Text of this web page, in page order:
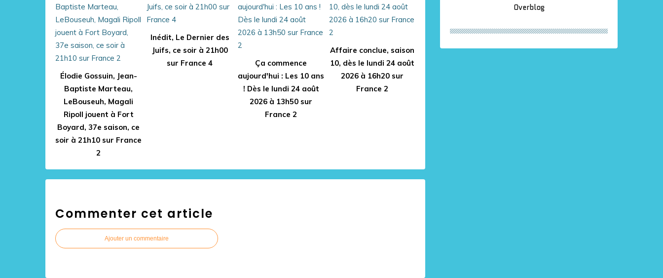
Élodie Gossuin, Jean-
Baptiste Marteau,
LeBouseuh, Magali
Ripoll jouent à Fort
Boyard, 37e saison, ce
soir à 21h10 sur France
2
Inédit, Le Dernier des
Juifs, ce soir à 21h00
sur France 4
Ça commence
aujourd'hui : Les 10 ans
! Dès le lundi 24 août
2026 à 13h50 sur
France 2
Affaire conclue, saison
10, dès le lundi 24 août
2026 à 16h20 sur
France 2
Commenter cet article
Ajouter un commentaire
Overblog